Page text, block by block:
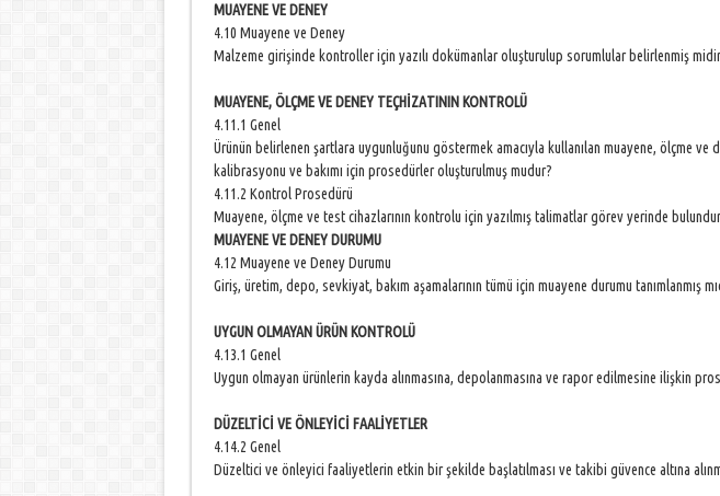
MUAYENE VE DENEY
4.10 Muayene ve Deney
Malzeme girişinde kontroller için yazılı dokümanlar oluşturulup sorumlular belirlenmiş
MUAYENE, ÖLÇME VE DENEY TEÇHİZATININ KONTROLÜ
4.11.1 Genel
Ürünün belirlenen şartlara uygunluğunu göstermek amacıyla kullanılan muayene, ölçme ve
kalibrasyonu ve bakımı için prosedürler oluşturulmuş mudur?
4.11.2 Kontrol Prosedürü
Muayene, ölçme ve test cihazlarının kontrolu için yazılmış talimatlar görev yerinde
MUAYENE VE DENEY DURUMU
4.12 Muayene ve Deney Durumu
Giriş, üretim, depo, sevkiyat, bakım aşamalarının tümü için muayene durumu tanımlanmış
UYGUN OLMAYAN ÜRÜN KONTROLÜ
4.13.1 Genel
Uygun olmayan ürünlerin kayda alınmasına, depolanmasına ve rapor edilmesine ilişkin
DÜZELTİCİ VE ÖNLEYİCİ FAALİYETLER
4.14.2 Genel
Düzeltici ve önleyici faaliyetlerin etkin bir şekilde başlatılması ve takibi güvence altına